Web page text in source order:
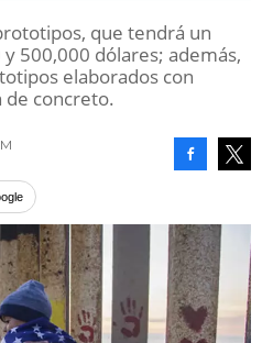
que tendrá un
500,000 dólares; además,
elaborados con
de concreto.